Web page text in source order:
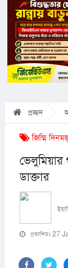
প্রচ্ছদ
জিম্মি
ডাক্তার
প্রকাশিতঃ 27